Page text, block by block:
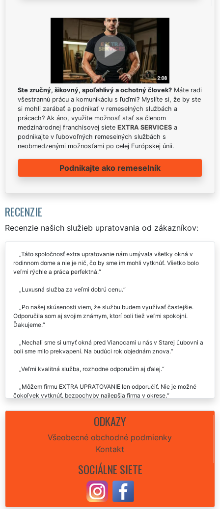
Ste zručný, šikovný, spoľahlivý a ochotný človek? Máte radi
všestrannú prácu a komunikáciu s ľuďmi? Myslíte si, že by ste
si mohli zarábať a podnikať v remeselných službách a
prácach? Ak áno, využite možnosť stať sa členom
medzinárodnej franchisovej siete EXTRA SERVICES a
podnikajte v ľubovoľných remeselných službách s
neobmedzenými možnosťami po celej Európskej únii.
Podnikajte ako remeselník
RECENZIE
Recenzie našich služieb upratovania od zákazníkov:
Táto spoločnosť extra upratovanie nám umývala všetky okná v
rodinnom dome a nie je nič, čo by sme im mohli vytknúť. Všetko bolo
veľmi rýchle a práca perfektná.
Luxusná služba za veľmi dobrú cenu.
Po našej skúsenosti viem, že službu budem využívať častejšie.
Odporučila som aj svojim známym, ktorí boli tiež veľmi spokojní.
Ďakujeme.
Nechali sme si umyť okná pred Vianocami u nás v Starej Ľubovni a
boli sme milo prekvapení. Na budúci rok objednám znova.
Veľmi kvalitná služba, rozhodne odporučím aj ďalej.
Môžem firmu EXTRA UPRATOVANIE len odporučiť. Nie je možné
čokoľvek vytknúť, bezpochyby najlepšia firma v okrese.
v Starej Ľubovni sme si nechali umyť všetky okná v našom byte a
sme za to radi, nabudúce už len táto supr firma.
Využili sme služby tejto spoločnosti v Starej Ľubovni a môžeme len
Skvelý servis, odporúčam.
Parádna služba za solídnu cenu.
ODKAZY
Všeobecné obchodné podmienky
Kontakt
SOCIÁLNE SIETE